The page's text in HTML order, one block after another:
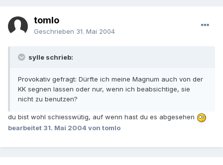
tomlo
Geschrieben 31. Mai 2004
sylle schrieb:
Provokativ gefragt: Dürfte ich meine Magnum auch von der
KK segnen lassen oder nur, wenn ich beabsichtige, sie
nicht zu benutzen?
du bist wohl schiesswütig, auf wenn hast du es abgesehen
bearbeitet 31. Mai 2004 von tomlo